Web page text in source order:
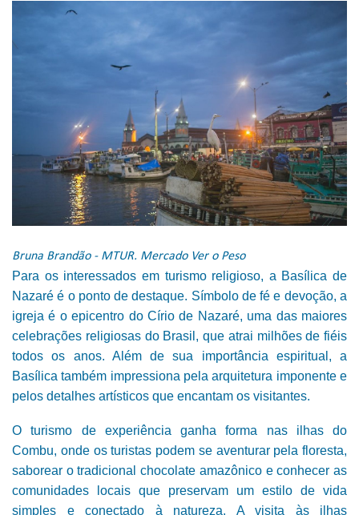
Bruna Brandão - MTUR. Mercado Ver o Peso
Para os interessados em turismo religioso, a Basílica de
Nazaré é o ponto de destaque. Símbolo de fé e devoção, a
igreja é o epicentro do Círio de Nazaré, uma das maiores
celebrações religiosas do Brasil, que atrai milhões de fiéis
todos os anos. Além de sua importância espiritual, a
Basílica também impressiona pela arquitetura imponente e
pelos detalhes artísticos que encantam os visitantes.
O turismo de experiência ganha forma nas ilhas do
Combu, onde os turistas podem se aventurar pela floresta,
saborear o tradicional chocolate amazônico e conhecer as
comunidades locais que preservam um estilo de vida
simples e conectado à natureza. A visita às ilhas